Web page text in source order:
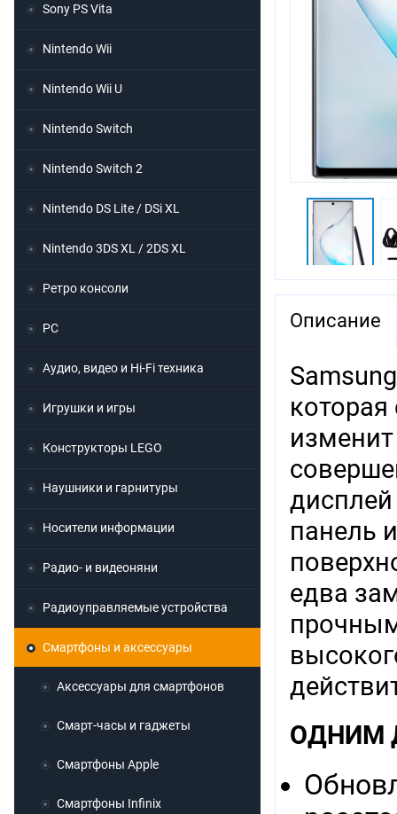
Описание
панель
едва
ОДНИМ
Sony PS Vita
Nintendo Wii
Nintendo Wii U
Nintendo Switch
Nintendo Switch 2
Nintendo DS Lite / DSi XL
Nintendo 3DS XL / 2DS XL
Ретро консоли
PC
Аудио, видео и Hi-Fi техника
Игрушки и игры
Конструкторы LEGO
Наушники и гарнитуры
Носители информации
Радио- и видеоняни
Радиоуправляемые устройства
Смартфоны и аксессуары
Аксессуары для смартфонов
Смарт-часы и гаджеты
Смартфоны Apple
Смартфоны Infinix